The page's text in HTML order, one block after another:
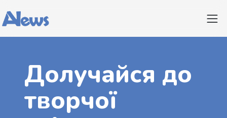
Долучайся до
творчої